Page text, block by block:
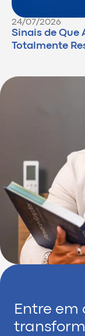
24/07/2026
Sinais de Que
Totalmente
Entre